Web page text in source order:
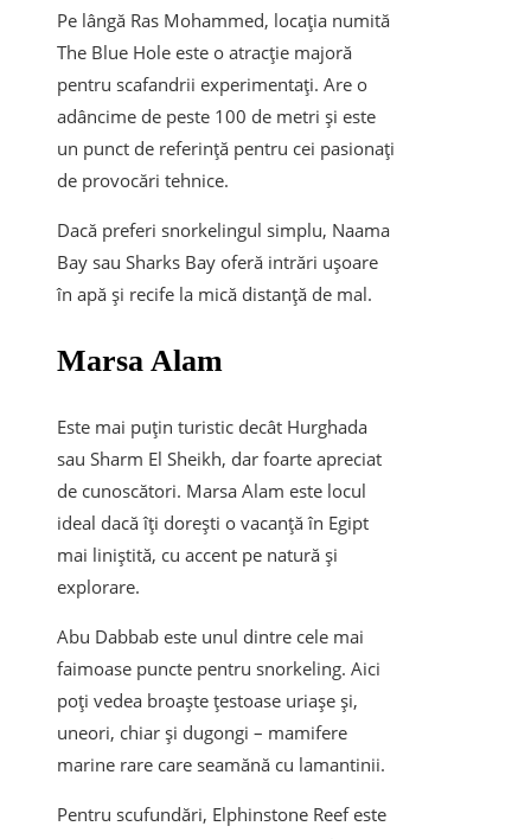
Pe lângă Ras Mohammed, locația numită
The Blue Hole este o atracție majoră
pentru scafandrii experimentați. Are o
adâncime de peste 100 de metri și este
un punct de referință pentru cei pasionați
de provocări tehnice.
Dacă preferi snorkelingul simplu, Naama
Bay sau Sharks Bay oferă intrări ușoare
în apă și recife la mică distanță de mal.
Marsa Alam
Este mai puțin turistic decât Hurghada
sau Sharm El Sheikh, dar foarte apreciat
de cunoscători. Marsa Alam este locul
ideal dacă îți dorești o vacanță în Egipt
mai liniștită, cu accent pe natură și
explorare.
Abu Dabbab este unul dintre cele mai
faimoase puncte pentru snorkeling. Aici
poți vedea broaște țestoase uriașe și,
uneori, chiar și dugongi – mamifere
marine rare care seamănă cu lamantinii.
Pentru scufundări, Elphinstone Reef este